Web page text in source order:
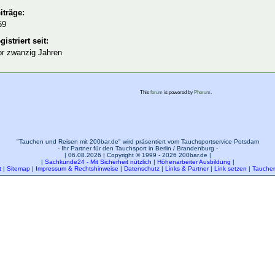
seit:
zwanzig Jahren
This forumis powered by Phorum.
"Tauchen und Reisen mit 200bar.de" wird präsentiert vom Tauchsportservice Potsdam
- Ihr Partner für den Tauchsport in Berlin / Brandenburg -
| 06.08.2026 | Copyright © 1999 - 2026 200bar.de |
| Sachkunde24 - Mit Sicherheit nützlich | Höhenarbeiter Ausbildung |
| Sitemap| Impressum & Rechtshinweise | Datenschutz| Links & Partner| Link setzen |